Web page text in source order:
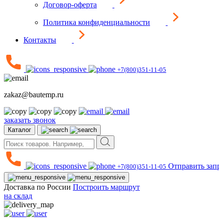
Договор-оферта
Политика конфиденциальности
Контакты
+7(800)351-11-05
zakaz@bautemp.ru
заказать звонок
Каталог
+7(800)351-11-05 Отправить
Доставка по России Построить маршрут
на склад